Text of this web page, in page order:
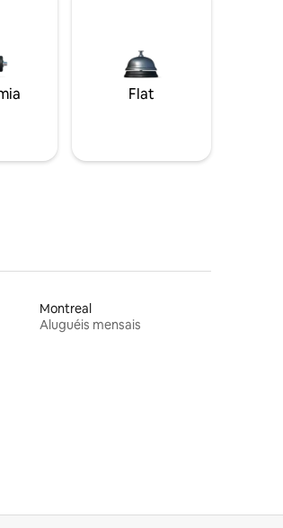
Flat
Montreal
Aluguéis mensais